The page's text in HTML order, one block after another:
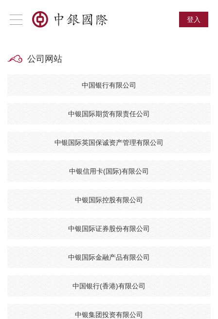
登入
公司网站
中国银行有限公司
中银国际期货有限责任公司
中银国际英国保诚资产管理有限公司
中银信用卡(国际)有限公司
中银国际控股有限公司
中银国际证券股份有限公司
中银国际金融产品有限公司
中国银行(香港)有限公司
中银集团投资有限公司